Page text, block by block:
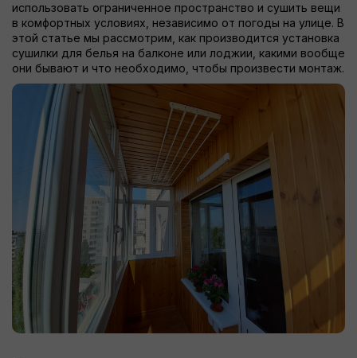
использовать ограниченное пространство и сушить вещи
в комфортных условиях, независимо от погоды на улице. В
этой статье мы рассмотрим, как производится установка
сушилки для белья на балконе или лоджии, какими вообще
они бывают и что необходимо, чтобы произвести монтаж.